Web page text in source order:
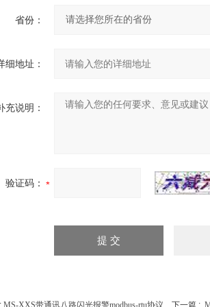
省份：
细地址：
充说明：
验证码：
MS-XXS带通讯八路闪光报警modbus-rtu协议 下一篇 :